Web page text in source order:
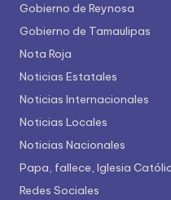
Gobierno de Reynosa
Gobierno de Tamaulipas
Nota Roja
Noticias Estatales
Noticias Internacionales
Noticias Locales
Noticias Nacionales
Papa, fallece, Iglesia
Redes Sociales